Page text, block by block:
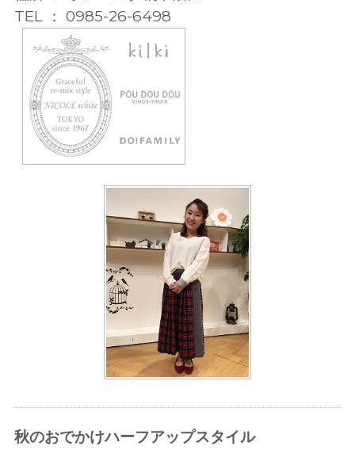
TEL ： 0985-26-6498
秋のおでかけハーフアップスタイル